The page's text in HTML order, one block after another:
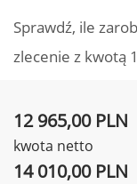
Sprawdź, ile
zlecenie z kwotą
12 965,00 PLN
kwota netto
14 010,00 PLN